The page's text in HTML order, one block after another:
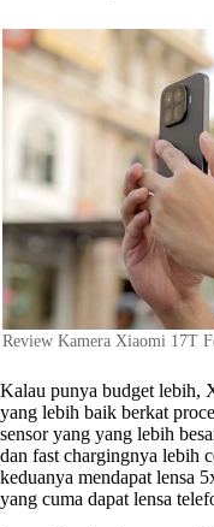
Review Kamera Xiaomi 17T
Kalau punya budget lebih,
yang lebih baik berkat
sensor yang yang lebih
dan fast chargingnya lebih
keduanya mendapat lensa
yang cuma dapat lensa